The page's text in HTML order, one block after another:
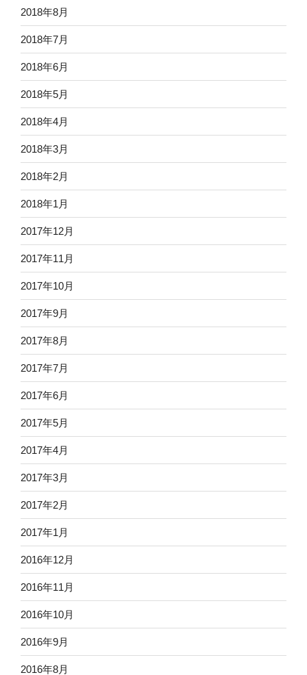
2018年8月
2018年7月
2018年6月
2018年5月
2018年4月
2018年3月
2018年2月
2018年1月
2017年12月
2017年11月
2017年10月
2017年9月
2017年8月
2017年7月
2017年6月
2017年5月
2017年4月
2017年3月
2017年2月
2017年1月
2016年12月
2016年11月
2016年10月
2016年9月
2016年8月